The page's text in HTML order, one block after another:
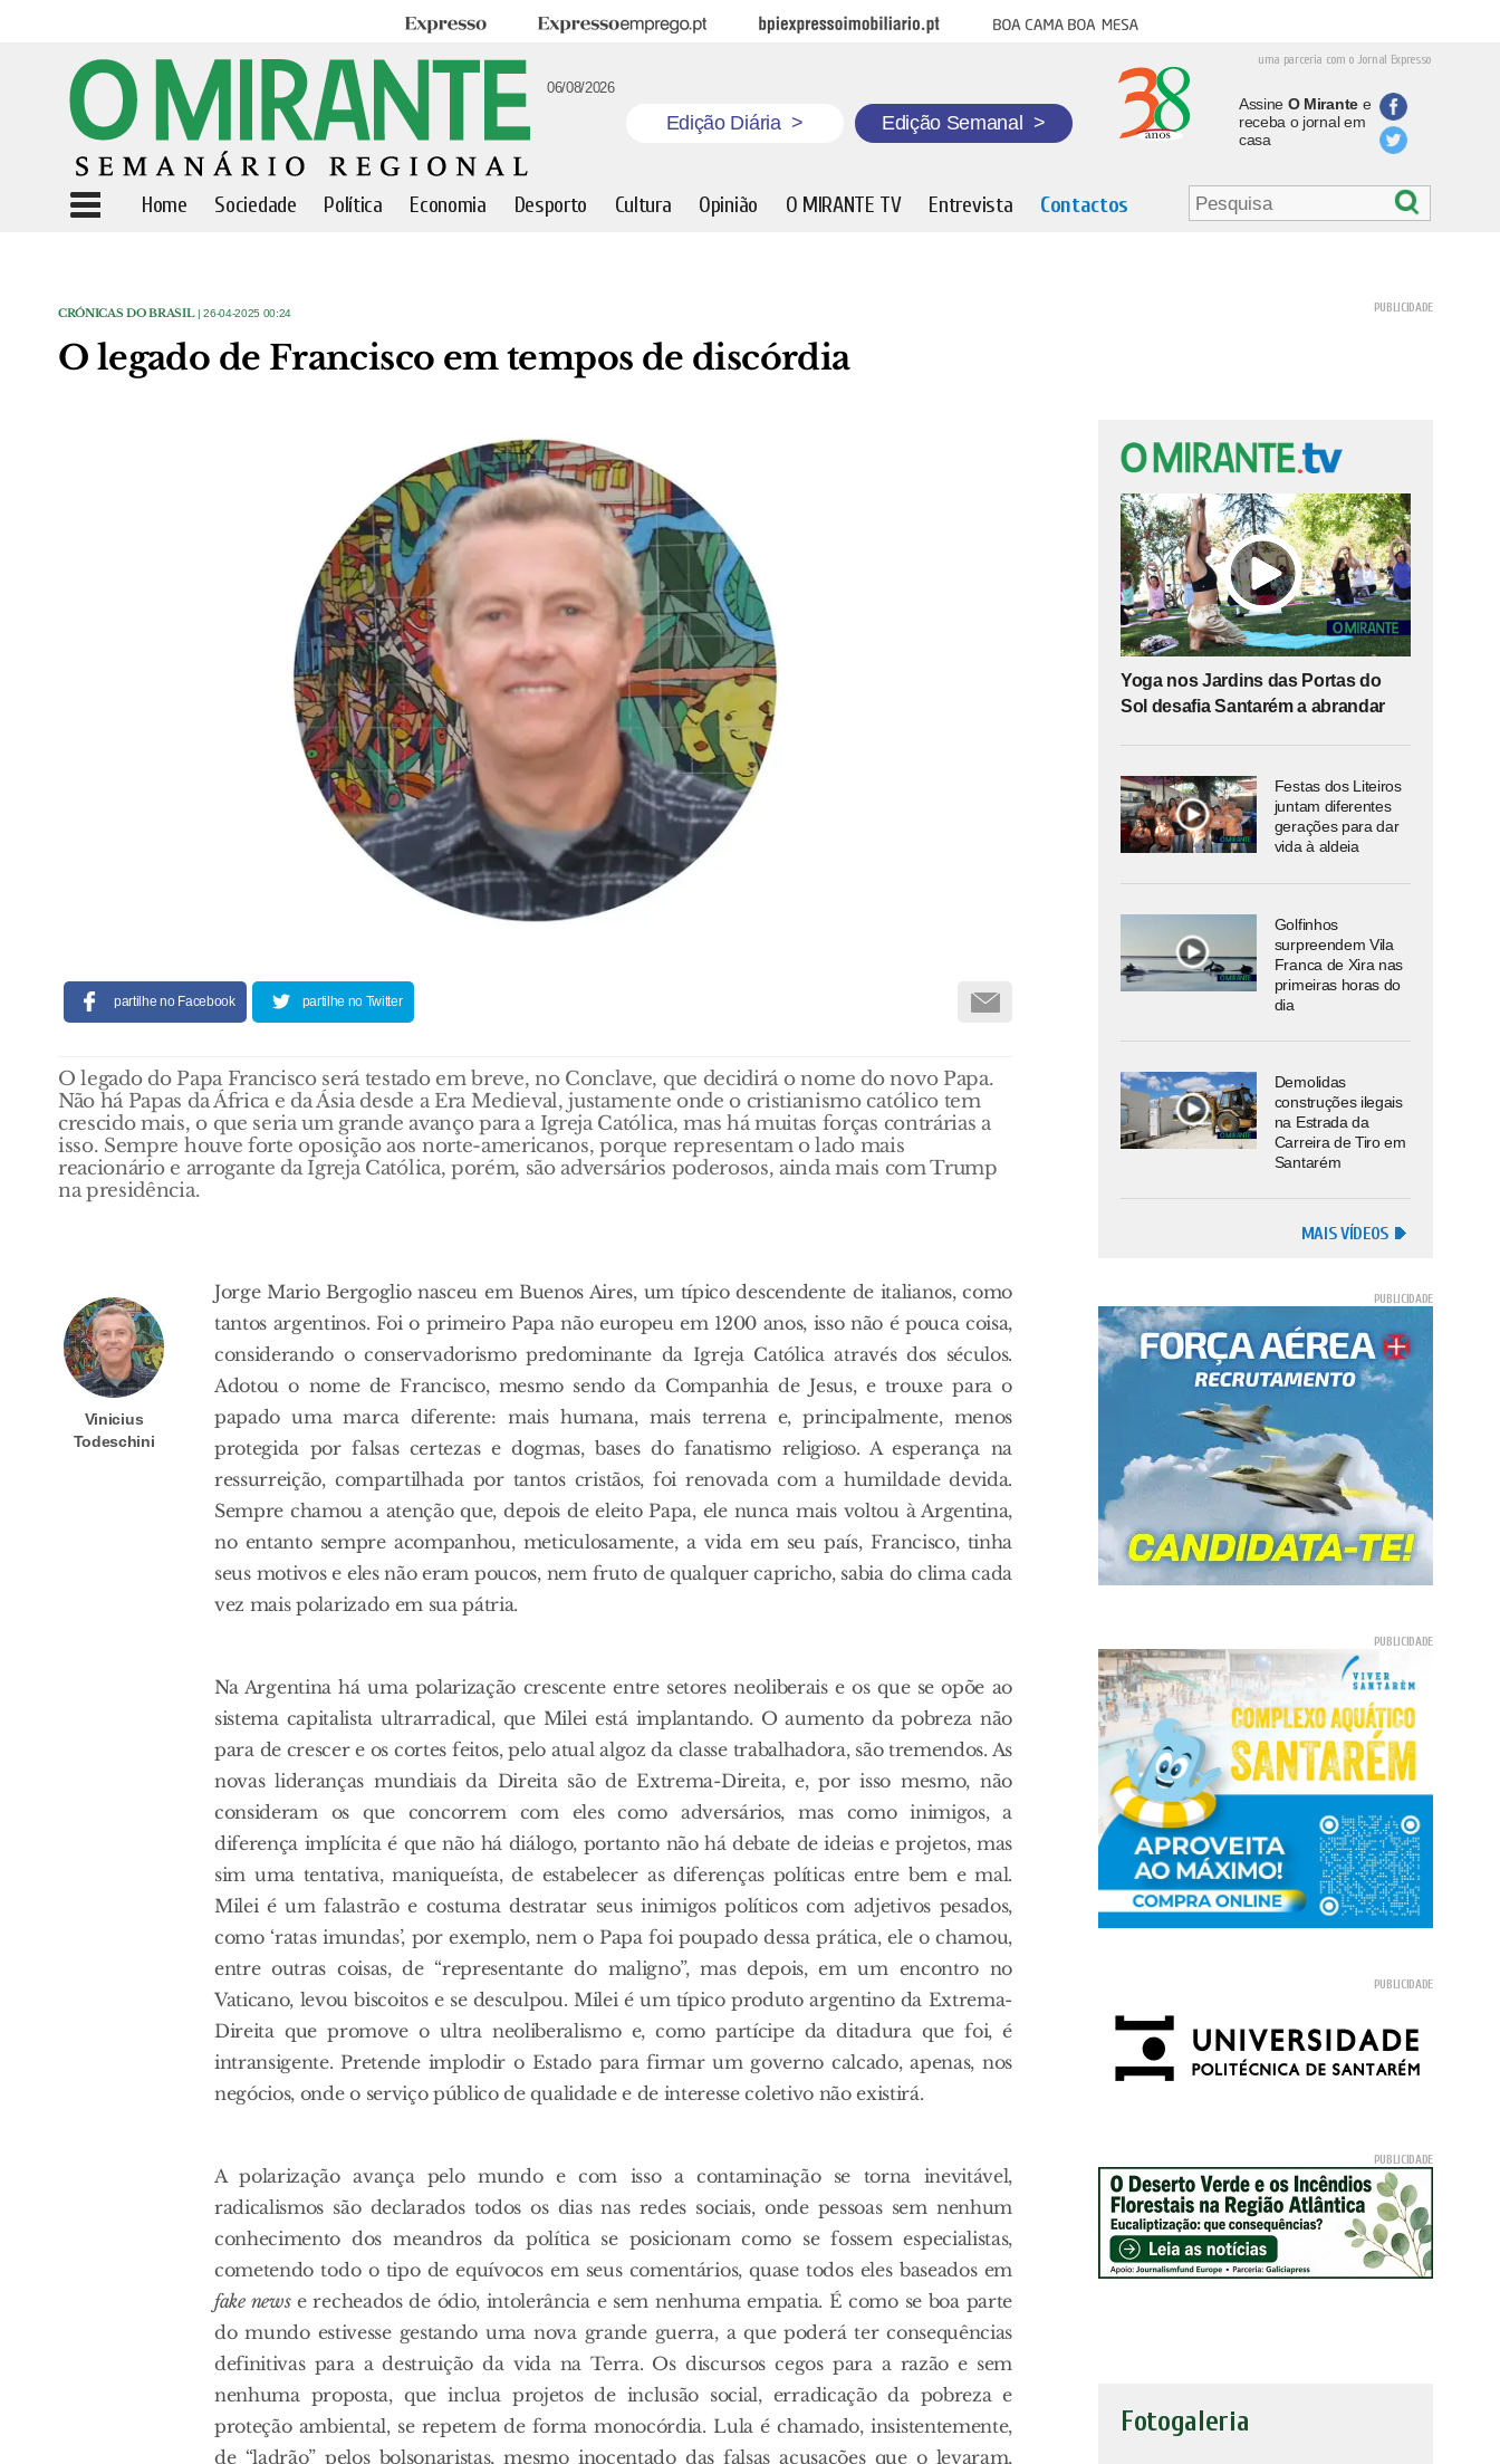
Expresso Expresso Emprego BPI Expresso Imobiliário Boa cama boa mesa
uma parceria com o Jornal Expresso
06/08/2026
Edição Diária > Edição Semanal >
Assine O Mirantee
receba o jornal em
casa
Home Sociedade Política Economia Desporto Cultura Opinião O MIRANTE TV Entrevista Contactos
CRÓNICAS DO BRASIL| 26-04-2025 00:24
O legado de Francisco em tempos de discórdia
partilhe no Facebook partilhe no Twitter
O legado do Papa Francisco será testado em breve, no Conclave, que decidirá o nome do novo Papa.
Não há Papas da África e da Ásia desde a Era Medieval, justamente onde o cristianismo católico tem
crescido mais, o que seria um grande avanço para a Igreja Católica, mas há muitas forças contrárias a
isso. Sempre houve forte oposição aos norte-americanos, porque representam o lado mais
reacionário e arrogante da Igreja Católica, porém, são adversários poderosos, ainda mais com Trump
na presidência.
Vinicius
Todeschini
Jorge Mario Bergoglio nasceu em Buenos Aires, um típico descendente de italianos, como
tantos argentinos. Foi o primeiro Papa não europeu em 1200 anos, isso não é pouca coisa,
considerando o conservadorismo predominante da Igreja Católica através dos séculos.
Adotou o nome de Francisco, mesmo sendo da Companhia de Jesus, e trouxe para o
papado uma marca diferente: mais humana, mais terrena e, principalmente, menos
protegida por falsas certezas e dogmas, bases do fanatismo religioso. A esperança na
ressurreição, compartilhada por tantos cristãos, foi renovada com a humildade devida.
Sempre chamou a atenção que, depois de eleito Papa, ele nunca mais voltou à Argentina,
no entanto sempre acompanhou, meticulosamente, a vida em seu país, Francisco, tinha
seus motivos e eles não eram poucos, nem fruto de qualquer capricho, sabia do clima cada
vez mais polarizado em sua pátria.
Na Argentina há uma polarização crescente entre setores neoliberais e os que se opõe ao
sistema capitalista ultrarradical, que Milei está implantando. O aumento da pobreza não
para de crescer e os cortes feitos, pelo atual algoz da classe trabalhadora, são tremendos. As
novas lideranças mundiais da Direita são de Extrema-Direita, e, por isso mesmo, não
consideram os que concorrem com eles como adversários, mas como inimigos, a
diferença implícita é que não há diálogo, portanto não há debate de ideias e projetos, mas
sim uma tentativa, maniqueísta, de estabelecer as diferenças políticas entre bem e mal.
Milei é um falastrão e costuma destratar seus inimigos políticos com adjetivos pesados,
como ‘ratas imundas’, por exemplo, nem o Papa foi poupado dessa prática, ele o chamou,
entre outras coisas, de “representante do maligno”, mas depois, em um encontro no
Vaticano, levou biscoitos e se desculpou. Milei é um típico produto argentino da Extrema-
Direita que promove o ultra neoliberalismo e, como partícipe da ditadura que foi, é
intransigente. Pretende implodir o Estado para firmar um governo calcado, apenas, nos
negócios, onde o serviço público de qualidade e de interesse coletivo não existirá.
A polarização avança pelo mundo e com isso a contaminação se torna inevitável,
radicalismos são declarados todos os dias nas redes sociais, onde pessoas sem nenhum
conhecimento dos meandros da política se posicionam como se fossem especialistas,
cometendo todo o tipo de equívocos em seus comentários, quase todos eles baseados em
fake newse recheados de ódio, intolerância e sem nenhuma empatia. É como se boa parte
do mundo estivesse gestando uma nova grande guerra, a que poderá ter consequências
definitivas para a destruição da vida na Terra. Os discursos cegos para a razão e sem
nenhuma proposta, que inclua projetos de inclusão social, erradicação da pobreza e
proteção ambiental, se repetem de forma monocórdia. Lula é chamado, insistentemente,
de “ladrão” pelos bolsonaristas, mesmo inocentado das falsas acusações que o levaram,
Yoga nos Jardins das Portas do
Sol desafia Santarém a abrandar
Festas dos Liteiros
juntam diferentes
gerações para dar
vida à aldeia
Golfinhos
surpreendem Vila
Franca de Xira nas
primeiras horas do
dia
Demolidas
construções ilegais
na Estrada da
Carreira de Tiro em
Santarém
MAIS VÍDEOS
Fotogaleria